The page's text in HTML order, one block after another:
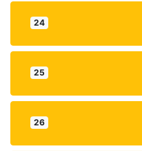
24
25
26